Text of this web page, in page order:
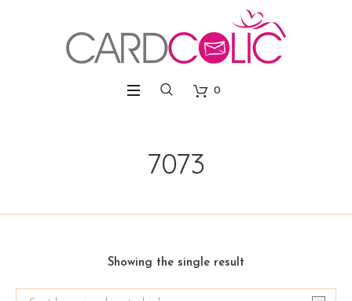
0
7073
Showing the single result